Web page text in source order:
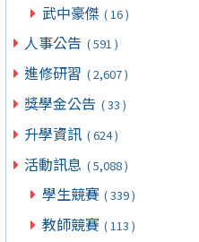
武中豪傑 ( 16 )
人事公告 ( 591 )
進修研習 ( 2,607 )
獎學金公告 ( 33 )
升學資訊 ( 624 )
活動訊息 ( 5,088 )
學生競賽 ( 339 )
教師競賽 ( 113 )